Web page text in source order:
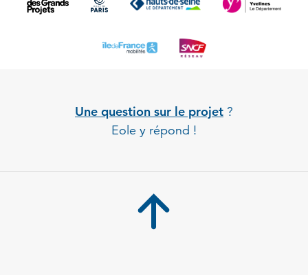
Une question sur le projet ?
Eole y répond !